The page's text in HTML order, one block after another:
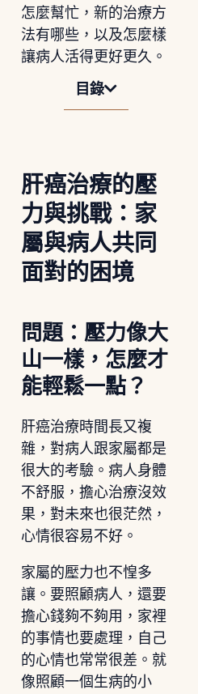
怎麼幫忙，新的治療方
法有哪些，以及怎麼樣
讓病人活得更好更久。
目錄
肝癌治療的壓
力與挑戰：家
屬與病人共同
面對的困境
問題：壓力像大
山一樣，怎麼才
能輕鬆一點？
肝癌治療時間長又複
雜，對病人跟家屬都是
很大的考驗。病人身體
不舒服，擔心治療沒效
果，對未來也很茫然，
心情很容易不好。
家屬的壓力也不惶多
讓。要照顧病人，還要
擔心錢夠不夠用，家裡
的事情也要處理，自己
的心情也常常很差。就
像照顧一個生病的小